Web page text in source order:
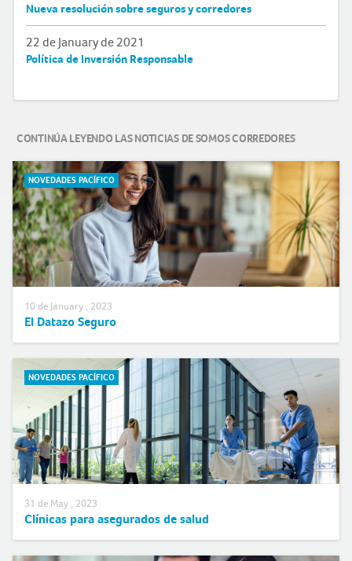
Nueva resolución sobre seguros y corredores
22 de January de 2021
Política de Inversión Responsable
CONTINÚA LEYENDO LAS NOTICIAS DE SOMOS CORREDORES
NOTICIAS DESTACADAS
NOVEDADES PACÍFICO
10 de January , 2023
El Datazo Seguro
NOVEDADES PACÍFICO
31 de May , 2023
Clínicas para asegurados de salud